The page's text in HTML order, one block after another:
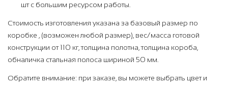
шт с большим ресурсом работы.
Стоимость изготовления указана за базовый размер по
коробке , (возможен любой размер), вес/масса готовой
конструкции от 110 кг, толщина полотна, толщина короба,
обналичка стальная полоса шириной 50 мм.
Обратите внимание: при заказе, вы можете выбрать цвет и